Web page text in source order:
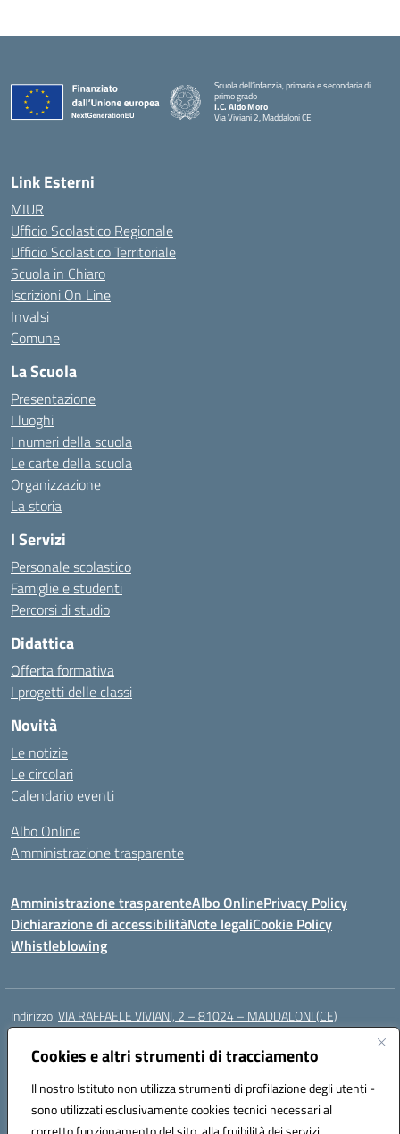
Cookies e altri strumenti di tracciamento
Il nostro Istituto non utilizza strumenti di profilazione degli utenti -
sono utilizzati esclusivamente cookies tecnici necessari al
Scuola dell’infanzia, primaria e secondaria di
primo grado
I.C. Aldo Moro
Via Viviani 2, Maddaloni CE
Link Esterni
MIUR
Ufficio Scolastico Regionale
Ufficio Scolastico Territoriale
Scuola in Chiaro
Iscrizioni On Line
Invalsi
Comune
La Scuola
Presentazione
I luoghi
I numeri della scuola
Le carte della scuola
Organizzazione
La storia
I Servizi
Personale scolastico
Famiglie e studenti
Percorsi di studio
Didattica
Offerta formativa
I progetti delle classi
Novità
Le notizie
Le circolari
Calendario eventi
Albo Online
Amministrazione trasparente
Amministrazione trasparenteAlbo OnlinePrivacy Policy
Dichiarazione di accessibilitàNote legaliCookie Policy
Whistleblowing
Indirizzo:VIA RAFFAELE VIVIANI, 2 – 81024 – MADDALONI (CE)
Centralino:
Posta elettronica certificata (PEC):ceic8av00r@pec.istruzione.it
Codice fiscale: 93086020612
Codice meccanografico:CEIC8AV00R
Codice Indice delle Pubbliche Amministrazioni (IPA): icamm